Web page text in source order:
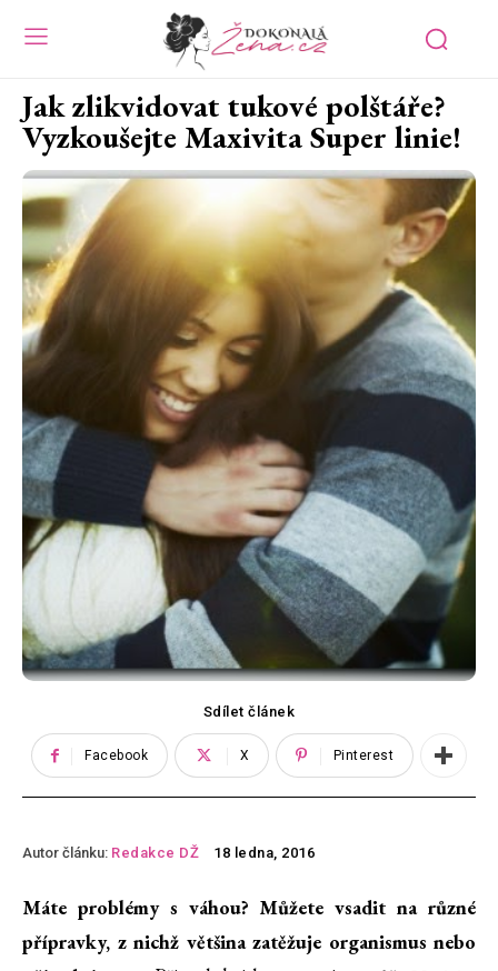
Jak zlikvidovat tukové polštáře?
Vyzkoušejte Maxivita Super linie!
Sdílet článek
Facebook X Pinterest
Autor článku: Redakce DŽ 18 ledna, 2016
Máte problémy s váhou? Můžete vsadit na různé
přípravky, z nichž většina zatěžuje organismus nebo